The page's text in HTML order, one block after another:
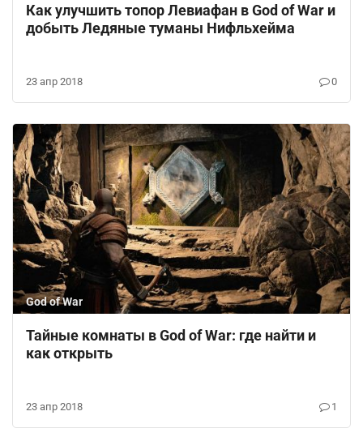
Как улучшить топор Левиафан в God of War и
добыть Ледяные туманы Нифльхейма
23 апр 2018 0
God of War
Тайные комнаты в God of War: где найти и
как открыть
23 апр 2018 1